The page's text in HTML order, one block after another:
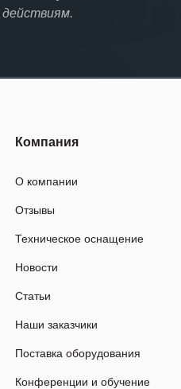
Компания
О компании
Отзывы
Техническое оснащение
Новости
Статьи
Наши заказчики
Поставка оборудования
Конференции и обучение